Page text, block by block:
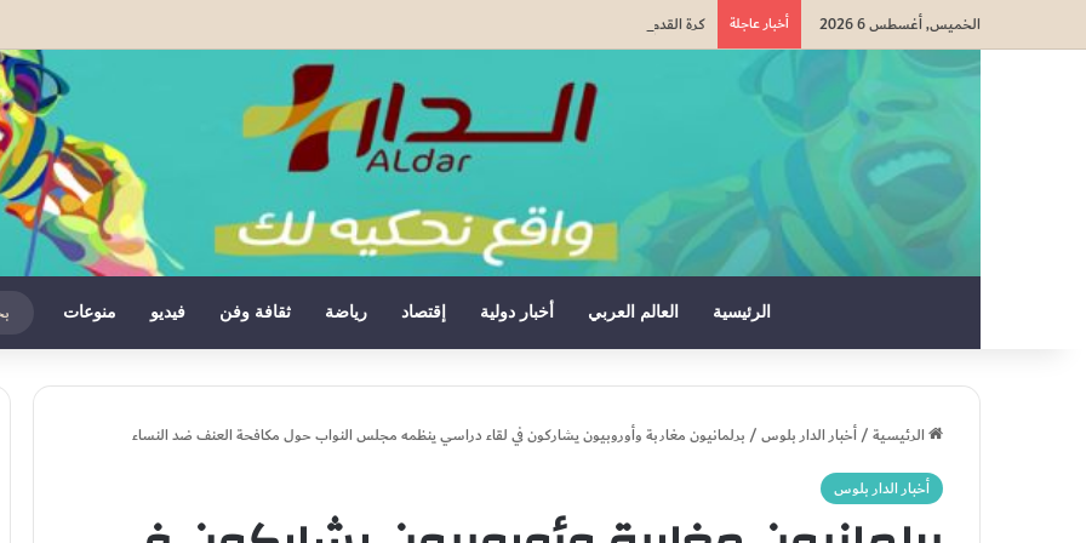
الخميس, أغسطس 6 2026 أخبار عاجلة كرة القدم.. الألماني ماتياس يايسل مدربا جديدا لنيوكاسل يونايتد خلفا لإيدي هاو
الرئيسية العالم العربي أخبار دولية إقتصاد رياضة ثقافة وفن فيديو منوعات
الرئيسية/أخبار الدار بلوس/برلمانيون مغاربة وأوروبيون يشاركون في لقاء دراسي ينظمه مجلس النواب حول مكافحة العنف ضد النساء
أخبار الدار بلوس